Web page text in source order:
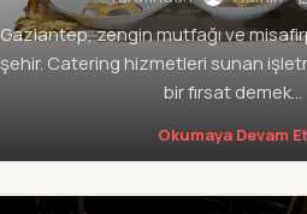
Gaziantep, zengin mutfağı ve
şehir. Catering hizmetleri sunan
bir fırsat demek...
Okumaya Devam Et